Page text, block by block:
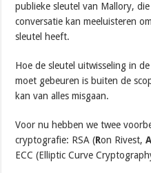
publieke sleutel van Mallory,
conversatie kan meeluisteren
sleutel heeft.
Hoe de sleutel uitwisseling in
moet gebeuren is buiten de
kan van alles misgaan.
Voor nu hebben we twee
cryptografie: RSA (Ron Rivest,
ECC (Elliptic Curve